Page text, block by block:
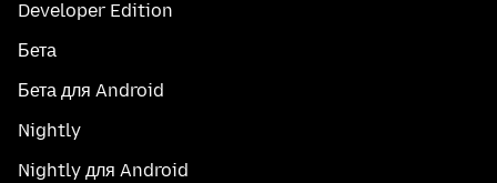
Developer Edition
Бета
Бета для Android
Nightly
Nightly для Android